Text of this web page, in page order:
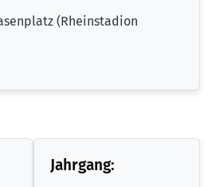
(Rheinstadion
Jahrgang: